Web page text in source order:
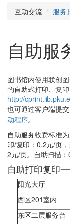
互动交流 服务
自助服
图书馆内使用联创
的自助式打印、复
http://
也可通过客户端提交
动程序。
自助服务收费标准
印/复印：0.2元/页
2元/页。自助扫描
自助打印复印
阳光大厅
西区201室内
东区二层服务台